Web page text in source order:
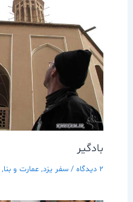
بادگير
2 دیدگاه / سفر يزد, عمارت و بنا,